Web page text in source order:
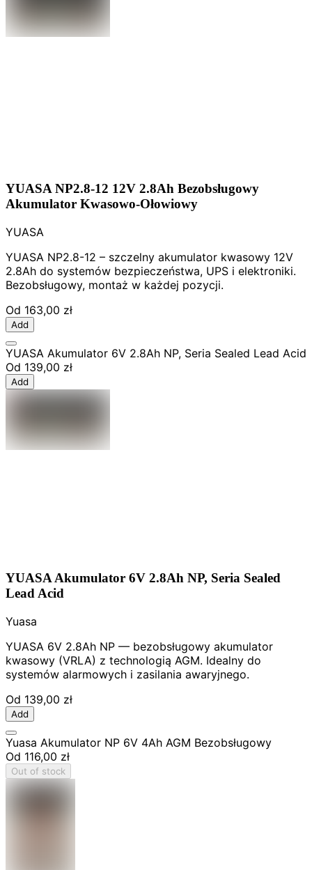
YUASA NP2.8-12 12V 2.8Ah Bezobsługowy
Akumulator Kwasowo-Ołowiowy
YUASA
YUASA NP2.8-12 – szczelny akumulator kwasowy 12V
2.8Ah do systemów bezpieczeństwa, UPS i elektroniki.
Bezobsługowy, montaż w każdej pozycji.
Od 163,00 zł
Add
YUASA Akumulator 6V 2.8Ah NP, Seria Sealed Lead Acid
Od 139,00 zł
Add
YUASA Akumulator 6V 2.8Ah NP, Seria Sealed
Lead Acid
Yuasa
YUASA 6V 2.8Ah NP — bezobsługowy akumulator
kwasowy (VRLA) z technologią AGM. Idealny do
systemów alarmowych i zasilania awaryjnego.
Od 139,00 zł
Add
Yuasa Akumulator NP 6V 4Ah AGM Bezobsługowy
Od 116,00 zł
Out of stock